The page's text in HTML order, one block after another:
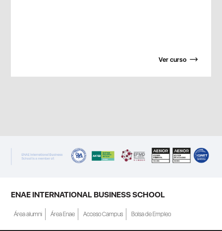
Ver curso
ENAE INTERNATIONAL BUSINESS SCHOOL
Área alumni Área Enae Acceso Campus Bolsa de Empleo